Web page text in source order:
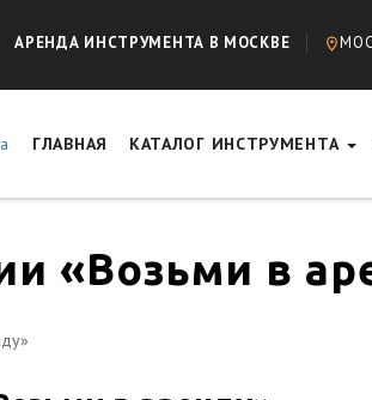
АРЕНДА ИНСТРУМЕНТА В МОСКВЕ
ГЛАВНАЯ КАТАЛОГ ИНСТРУМЕНТА
«Возьми в